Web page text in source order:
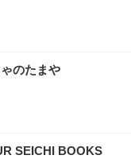
のたまや
SEICHI BOOKS